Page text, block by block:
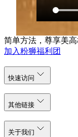
简单方法，尊享美
加入粉狮福利团
快速访问
其他链接
关于我们